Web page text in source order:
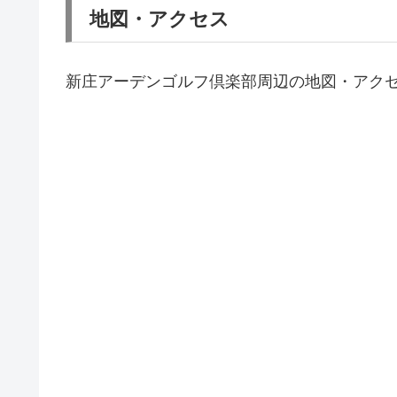
地図・アクセス
新庄アーデンゴルフ倶楽部周辺の地図・アク